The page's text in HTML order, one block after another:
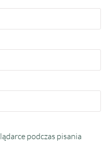
podczas pisania